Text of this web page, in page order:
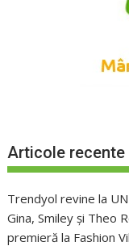
Articole recente
Trendyol revine la
Gina, Smiley și Theo
premieră la Fashion